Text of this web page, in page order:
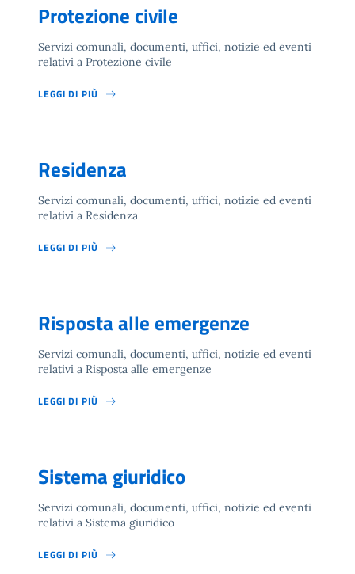
Protezione civile
Servizi comunali, documenti, uffici, notizie ed eventi
relativi a Protezione civile
LEGGI DI PIÙ
Residenza
Servizi comunali, documenti, uffici, notizie ed eventi
relativi a Residenza
LEGGI DI PIÙ
Risposta alle emergenze
Servizi comunali, documenti, uffici, notizie ed eventi
relativi a Risposta alle emergenze
LEGGI DI PIÙ
Sistema giuridico
Servizi comunali, documenti, uffici, notizie ed eventi
relativi a Sistema giuridico
LEGGI DI PIÙ